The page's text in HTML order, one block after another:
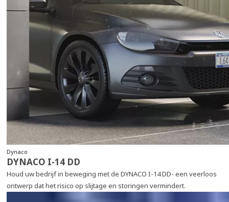
Dynaco
DYNACO I-14 DD
Houd uw bedrijf in beweging met de DYNACO I-14 DD- een veerloos
ontwerp dat het risico op slijtage en storingen vermindert.